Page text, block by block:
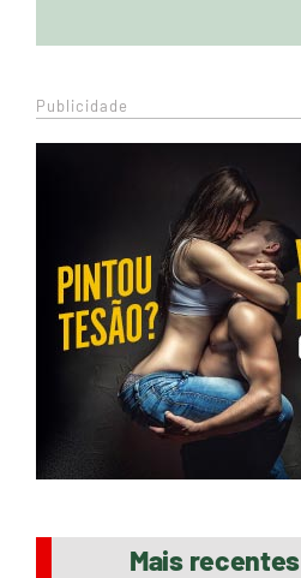
Publicidade
Mais recentes